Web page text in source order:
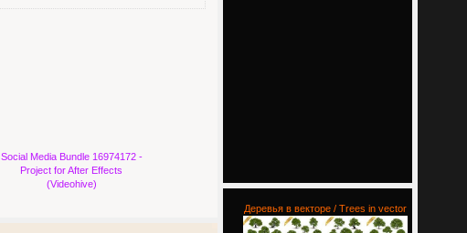
Social Media Bundle 16974172 -
Project for After Effects
(Videohive)
Деревья в векторе / Trees in vector